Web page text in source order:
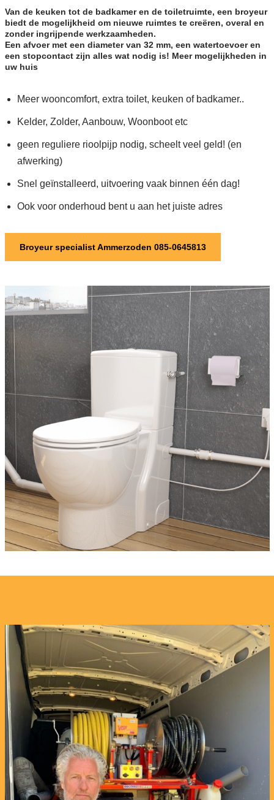
Van de keuken tot de badkamer en de toiletruimte, een broyeur
biedt de mogelijkheid om nieuwe ruimtes te creëren, overal en
zonder ingrijpende werkzaamheden.
Een afvoer met een diameter van 32 mm, een watertoevoer en
een stopcontact zijn alles wat nodig is! Meer mogelijkheden in
uw huis
Meer wooncomfort, extra toilet, keuken of badkamer..
Kelder, Zolder, Aanbouw, Woonboot etc
geen reguliere rioolpijp nodig, scheelt veel geld! (en
afwerking)
Snel geïnstalleerd, uitvoering vaak binnen één dag!
Ook voor onderhoud bent u aan het juiste adres
Broyeur specialist Ammerzoden 085-0645813